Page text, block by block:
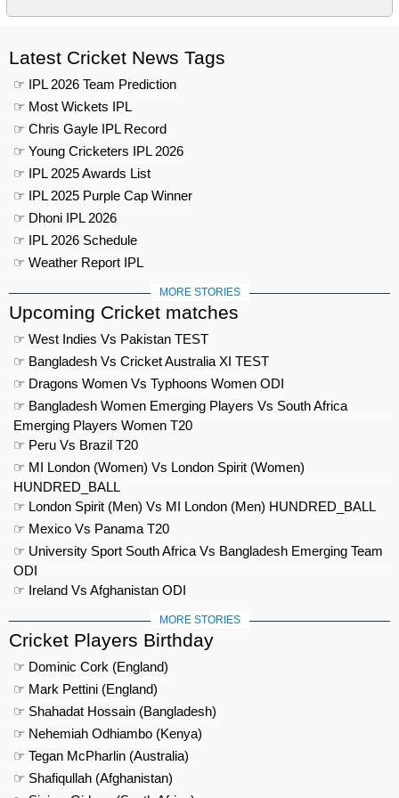
Latest Cricket News Tags
☞ IPL 2026 Team Prediction
☞ Most Wickets IPL
☞ Chris Gayle IPL Record
☞ Young Cricketers IPL 2026
☞ IPL 2025 Awards List
☞ IPL 2025 Purple Cap Winner
☞ Dhoni IPL 2026
☞ IPL 2026 Schedule
☞ Weather Report IPL
MORE STORIES
Upcoming Cricket matches
☞ West Indies Vs Pakistan TEST
☞ Bangladesh Vs Cricket Australia XI TEST
☞ Dragons Women Vs Typhoons Women ODI
☞ Bangladesh Women Emerging Players Vs South Africa
Emerging Players Women T20
☞ Peru Vs Brazil T20
☞ MI London (Women) Vs London Spirit (Women)
HUNDRED_BALL
☞ London Spirit (Men) Vs MI London (Men) HUNDRED_BALL
☞ Mexico Vs Panama T20
☞ University Sport South Africa Vs Bangladesh Emerging Team
ODI
☞ Ireland Vs Afghanistan ODI
MORE STORIES
Cricket Players Birthday
☞ Dominic Cork (England)
☞ Mark Pettini (England)
☞ Shahadat Hossain (Bangladesh)
☞ Nehemiah Odhiambo (Kenya)
☞ Tegan McPharlin (Australia)
☞ Shafiqullah (Afghanistan)